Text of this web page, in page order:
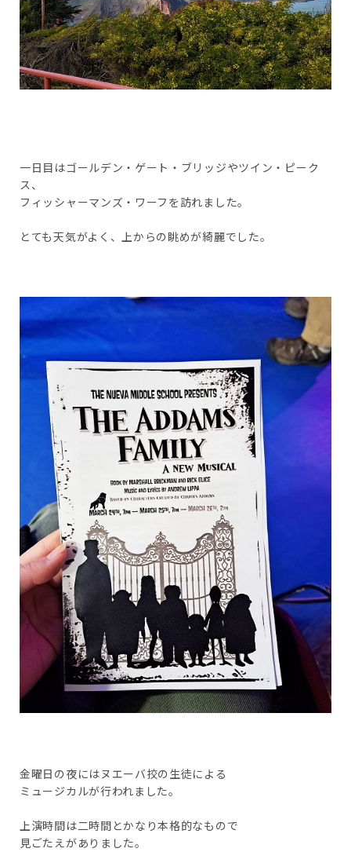
一日目はゴールデン・ゲート・ブリッジやツイン・ピーク
ス、
フィッシャーマンズ・ワーフを訪れました。
とても天気がよく、上からの眺めが綺麗でした。
金曜日の夜にはヌエーバ挍の生徒による
ミュージカルが行われました。
上演時間は二時間とかなり本格的なもので
見ごたえがありました。